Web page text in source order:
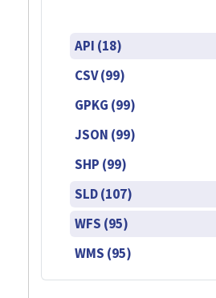
API (18)
CSV (99)
GPKG (99)
JSON (99)
SHP (99)
SLD (107)
WFS (95)
WMS (95)